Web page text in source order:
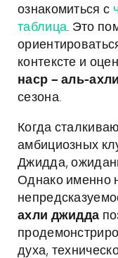
ознакомиться с
таблица. Это
контексте и
наср – аль-
сезона.
Когда
амбициозных
Джидда,
Однако именно
ахли джидда
духа,